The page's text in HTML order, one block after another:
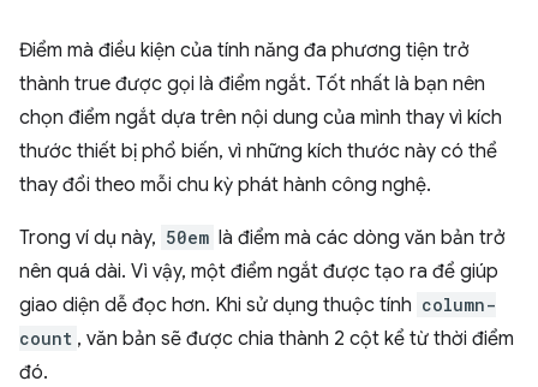
Điểm mà điều kiện của tính năng đa phương tiện trở
thành true được gọi là điểm ngắt. Tốt nhất là bạn nên
chọn điểm ngắt dựa trên nội dung của mình thay vì kích
thước thiết bị phổ biến, vì những kích thước này có thể
thay đổi theo mỗi chu kỳ phát hành công nghệ.
Trong ví dụ này, 50em là điểm mà các dòng văn bản trở
nên quá dài. Vì vậy, một điểm ngắt được tạo ra để giúp
giao diện dễ đọc hơn. Khi sử dụng thuộc tính column-
count , văn bản sẽ được chia thành 2 cột kể từ thời điểm
đó.